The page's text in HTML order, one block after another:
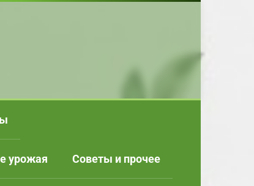
урожая Советы и прочее